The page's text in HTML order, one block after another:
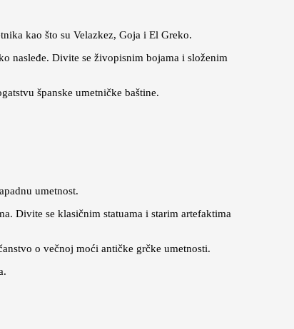
kao što su Velazkez, Goja i El Greko.
nasleđe. Divite se živopisnim bojama i složenim
španske umetničke baštine.
umetnost.
Divite se klasičnim statuama i starim artefaktima
o večnoj moći antičke grčke umetnosti.